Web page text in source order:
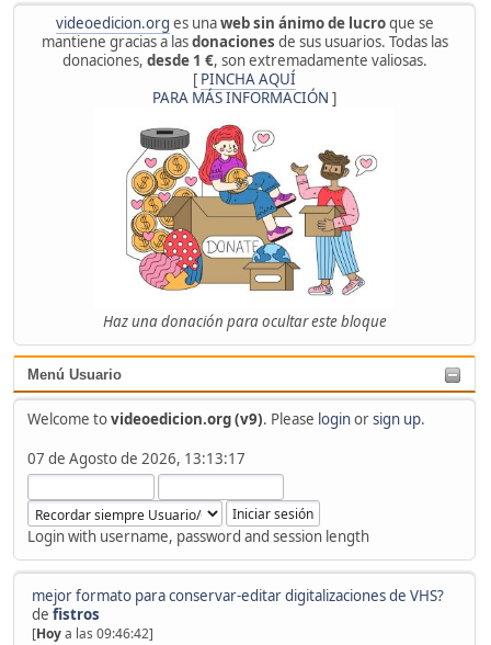
videoedicion.org es unaweb sin ánimo de lucroque se
mantiene gracias a lasdonaciones de sus usuarios. Todas las
donaciones, desde 1 €, son extremadamente valiosas.
[ PINCHA AQUÍ
PARA MÁS INFORMACIÓN ]
Haz una donación para ocultar este bloque
Menú Usuario
Welcome tovideoedicion.org (v9). Please loginorsign up.
07 de Agosto de 2026, 13:13:17
Login with username, password and session length
mejor formato para conservar-editar digitalizaciones de VHS?
de fistros
[Hoya las 09:46:42]